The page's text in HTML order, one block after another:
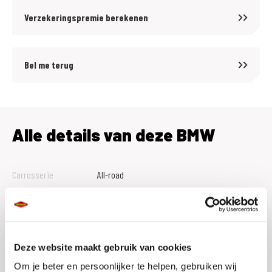
Deze website maakt gebruik van cookies
Om je beter en persoonlijker te helpen, gebruiken wij
- Teleservices
- Inhoud Triple zwart
0113-231640
verkoop@motoportgoes.nl
Verzekeringspremie berekenen
Bel me terug
Alle details van deze BMW
Carrosserie
All-road
Btw Marge
B
Bouwjaar
2026
Vestiging
Goes